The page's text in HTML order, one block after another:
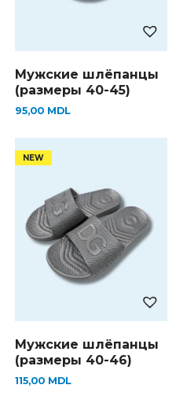
Мужские шлёпанцы
(размеры 40-45)
95,00 MDL
Мужские шлёпанцы
(размеры 40-46)
115,00 MDL